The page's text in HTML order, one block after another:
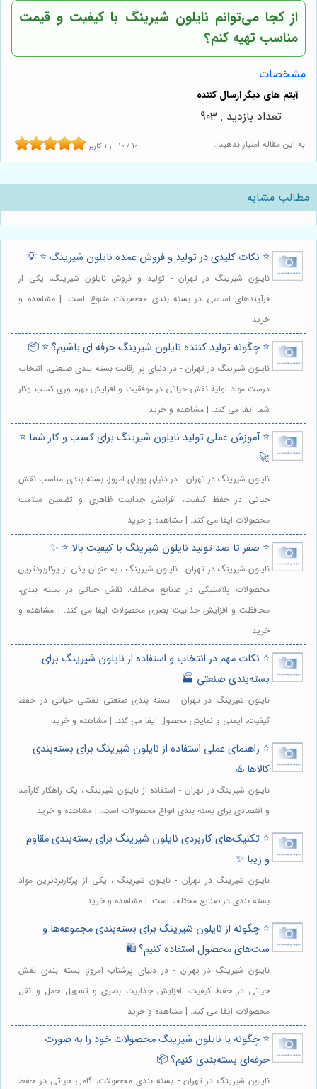
از کجا می‌توانم نایلون شیرینگ با کیفیت و قیمت
مناسب تهیه کنم؟
مشخصات
به این مقاله امتیاز بدهید : 10 / 10 از 1 کاربر
تعداد بازدید : 903
مطالب مشابه
⭐️ نکات کلیدی در تولید و فروش عمده نایلون شیرینگ ⭐️ 💡
نایلون شیرینگ در تهران - تولید و فروش نایلون شیرینگ، یکی از
فرآیندهای اساسی در بسته بندی محصولات متنوع است. | مشاهده و
خرید
⭐️ چگونه تولید کننده نایلون شیرینگ حرفه ای باشیم؟ ⭐️ 📦
نایلون شیرینگ در تهران - در دنیای پر رقابت بسته بندی صنعتی، انتخاب
درست مواد اولیه نقش حیاتی در موفقیت و افزایش بهره وری کسب وکار
شما ایفا می کند. | مشاهده و خرید
⭐️ آموزش عملی تولید نایلون شیرینگ برای کسب و کار شما ⭐️
🚀
نایلون شیرینگ در تهران - در دنیای پویای امروز، بسته بندی مناسب نقش
حیاتی در حفظ کیفیت، افزایش جذابیت ظاهری و تضمین سلامت
محصولات ایفا می کند. | مشاهده و خرید
⭐️ صفر تا صد تولید نایلون شیرینگ با کیفیت بالا ⭐️ ✨
نایلون شیرینگ در تهران - نایلون شیرینگ ، به عنوان یکی از پرکاربردترین
محصولات پلاستیکی در صنایع مختلف، نقش حیاتی در بسته بندی،
محافظت و افزایش جذابیت بصری محصولات ایفا می کند. | مشاهده و
خرید
⭐️ نکات مهم در انتخاب و استفاده از نایلون شیرینگ برای
بسته‌بندی صنعتی 🏭
نایلون شیرینگ در تهران - بسته بندی صنعتی نقشی حیاتی در حفظ
کیفیت، ایمنی و نمایش محصول ایفا می کند. | مشاهده و خرید
⭐️ راهنمای عملی استفاده از نایلون شیرینگ برای بسته‌بندی
کالاها ♨️
نایلون شیرینگ در تهران - استفاده از نایلون شیرینگ ، یک راهکار کارآمد
و اقتصادی برای بسته بندی انواع محصولات است. | مشاهده و خرید
⭐️ تکنیک‌های کاربردی نایلون شیرینگ برای بسته‌بندی مقاوم
و زیبا ✨
نایلون شیرینگ در تهران - نایلون شیرینگ ، یکی از پرکاربردترین مواد
بسته بندی در صنایع مختلف است. | مشاهده و خرید
⭐️ چگونه از نایلون شیرینگ برای بسته‌بندی مجموعه‌ها و
ست‌های محصول استفاده کنیم؟ 🛍️
نایلون شیرینگ در تهران - در دنیای پرشتاب امروز، بسته بندی نقش
حیاتی در حفظ کیفیت، افزایش جذابیت بصری و تسهیل حمل و نقل
محصولات ایفا می کند. | مشاهده و خرید
⭐️ چگونه با نایلون شیرینگ محصولات خود را به صورت
حرفه‌ای بسته‌بندی کنیم؟ 📦
نایلون شیرینگ در تهران - بسته بندی محصولات، گامی حیاتی در حفظ